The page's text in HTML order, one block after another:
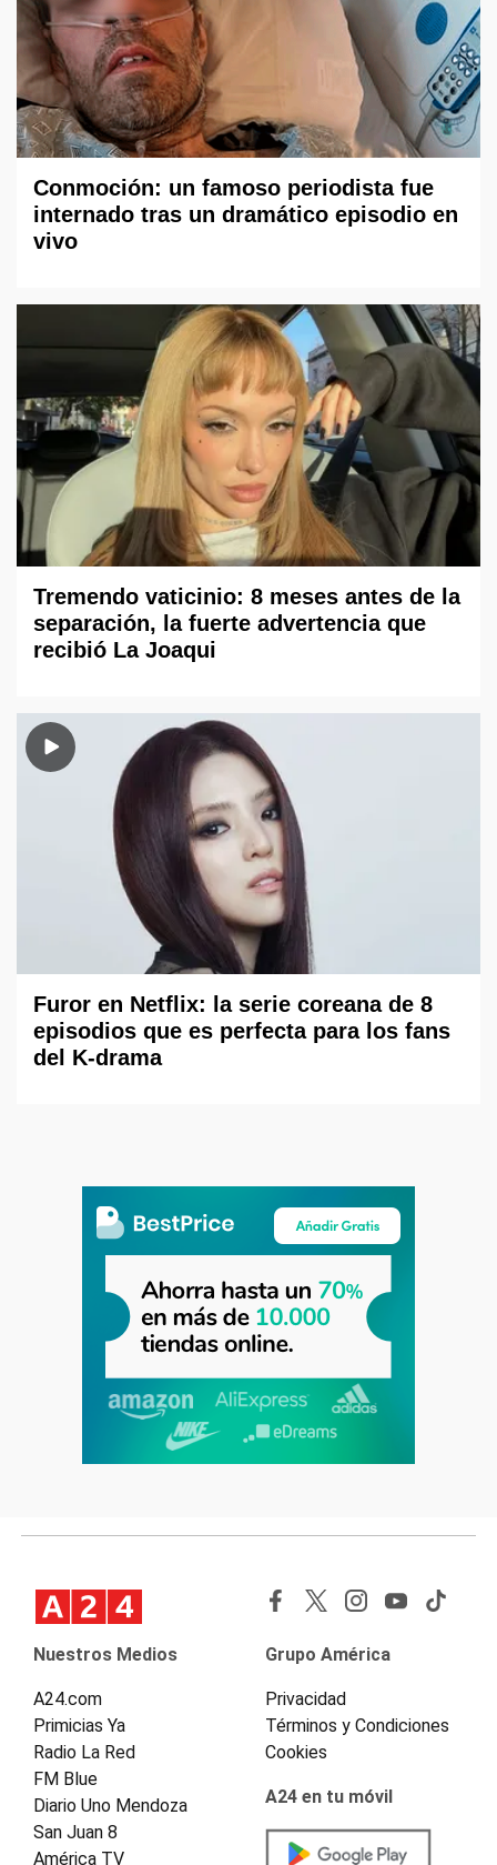
Conmoción: un famoso periodista fue
internado tras un dramático episodio en
vivo
Tremendo vaticinio: 8 meses antes de la
separación, la fuerte advertencia que
recibió La Joaqui
Furor en Netflix: la serie coreana de 8
episodios que es perfecta para los fans
del K-drama
Nuestros Medios
A24.com
Primicias Ya
Radio La Red
FM Blue
Diario Uno Mendoza
San Juan 8
América TV
Grupo América
Privacidad
Términos y Condiciones
Cookies
A24 en tu móvil